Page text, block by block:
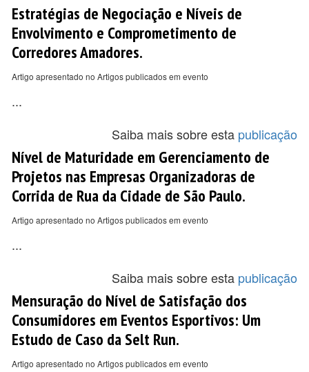
Estratégias de Negociação e Níveis de
Envolvimento e Comprometimento de
Corredores Amadores.
Artigo apresentado no Artigos publicados em evento
...
Saiba mais sobre esta publicação
Nível de Maturidade em Gerenciamento de
Projetos nas Empresas Organizadoras de
Corrida de Rua da Cidade de São Paulo.
Artigo apresentado no Artigos publicados em evento
...
Saiba mais sobre esta publicação
Mensuração do Nível de Satisfação dos
Consumidores em Eventos Esportivos: Um
Estudo de Caso da Selt Run.
Artigo apresentado no Artigos publicados em evento